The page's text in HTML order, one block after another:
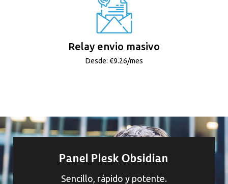
Relay envio masivo
Desde: €9.26/mes
Panel Plesk Obsidian
Sencillo, rápido y potente.